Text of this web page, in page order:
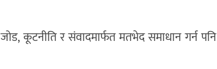
कूटनीति र संवादमार्फत मतभेद समाधान गर्न पनि